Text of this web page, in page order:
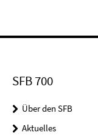
SFB 700
Über den SFB
Aktuelles